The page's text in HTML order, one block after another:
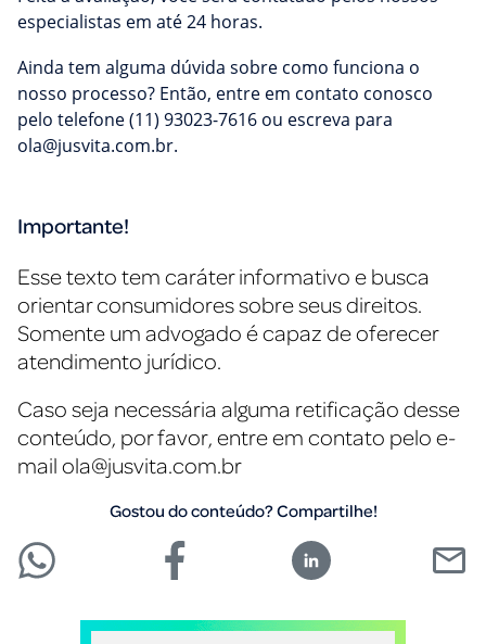
especialistas em até 24 horas.
Ainda tem alguma dúvida sobre como funciona o
nosso processo? Então, entre em contato conosco
pelo telefone (11) 93023-7616 ou escreva para
ola@jusvita.com.br.
Importante!
Esse texto tem caráter informativo e busca
orientar consumidores sobre seus direitos.
Somente um advogado é capaz de oferecer
atendimento jurídico.
Caso seja necessária alguma retificação desse
conteúdo, por favor, entre em contato pelo e-
mailola@jusvita.com.br
Gostou do conteúdo? Compartilhe!